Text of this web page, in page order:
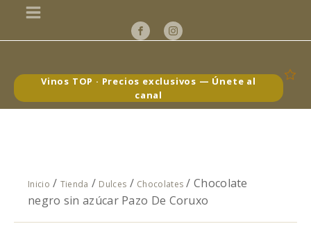
Vinos TOP · Precios exclusivos — Únete al
canal
Inicio / Tienda / Dulces / Chocolates / Chocolate
negro sin azúcar Pazo De Coruxo